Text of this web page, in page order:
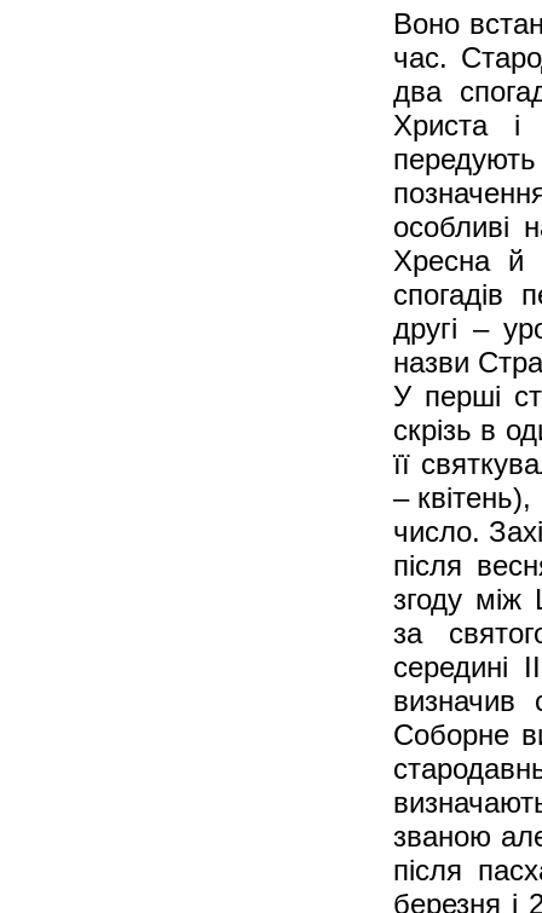
Воно
час.
два
Христа і
особливі
Хресна й
спогадів
другі –
назви
У перші
скрізь в
її
–
число.
після
згоду між
за
середині
визначив
Соборне
званою
після
березня і